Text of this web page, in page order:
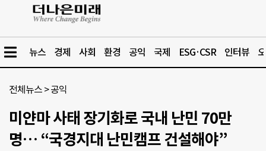
뉴스 경제 사회 환경 공익 국제 ESG·CSR 인터뷰
전체뉴스 >공익
미얀마 사태 장기화로 국내 난민 70만
명… “국경지대 난민캠프 건설해야”